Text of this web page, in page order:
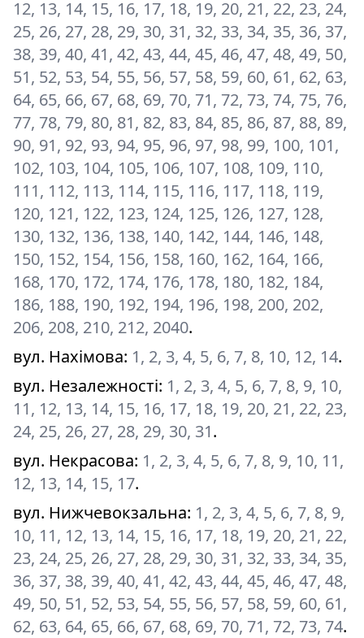
12, 13, 14, 15, 16, 17, 18, 19, 20, 21, 22, 23, 24,
25, 26, 27, 28, 29, 30, 31, 32, 33, 34, 35, 36, 37,
38, 39, 40, 41, 42, 43, 44, 45, 46, 47, 48, 49, 50,
51, 52, 53, 54, 55, 56, 57, 58, 59, 60, 61, 62, 63,
64, 65, 66, 67, 68, 69, 70, 71, 72, 73, 74, 75, 76,
77, 78, 79, 80, 81, 82, 83, 84, 85, 86, 87, 88, 89,
90, 91, 92, 93, 94, 95, 96, 97, 98, 99, 100, 101,
102, 103, 104, 105, 106, 107, 108, 109, 110,
111, 112, 113, 114, 115, 116, 117, 118, 119,
120, 121, 122, 123, 124, 125, 126, 127, 128,
130, 132, 136, 138, 140, 142, 144, 146, 148,
150, 152, 154, 156, 158, 160, 162, 164, 166,
168, 170, 172, 174, 176, 178, 180, 182, 184,
186, 188, 190, 192, 194, 196, 198, 200, 202,
206, 208, 210, 212, 2040.
вул. Нахімова: 1, 2, 3, 4, 5, 6, 7, 8, 10, 12, 14.
вул. Незалежності: 1, 2, 3, 4, 5, 6, 7, 8, 9, 10,
11, 12, 13, 14, 15, 16, 17, 18, 19, 20, 21, 22, 23,
24, 25, 26, 27, 28, 29, 30, 31.
вул. Некрасова: 1, 2, 3, 4, 5, 6, 7, 8, 9, 10, 11,
12, 13, 14, 15, 17.
вул. Нижчевокзальна: 1, 2, 3, 4, 5, 6, 7, 8, 9,
10, 11, 12, 13, 14, 15, 16, 17, 18, 19, 20, 21, 22,
23, 24, 25, 26, 27, 28, 29, 30, 31, 32, 33, 34, 35,
36, 37, 38, 39, 40, 41, 42, 43, 44, 45, 46, 47, 48,
49, 50, 51, 52, 53, 54, 55, 56, 57, 58, 59, 60, 61,
62, 63, 64, 65, 66, 67, 68, 69, 70, 71, 72, 73, 74.